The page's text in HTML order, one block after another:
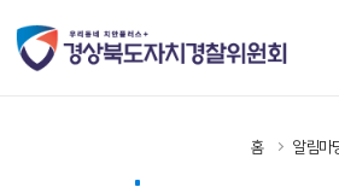
홈 알림마